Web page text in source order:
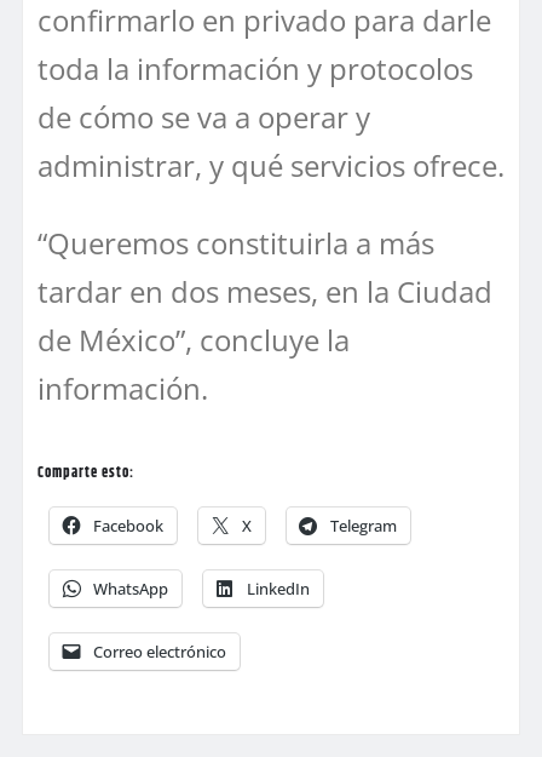
confirmarlo en privado para darle
toda la información y protocolos
de cómo se va a operar y
administrar, y qué servicios ofrece.
“Queremos constituirla a más
tardar en dos meses, en la Ciudad
de México”, concluye la
información.
Comparte esto:
Facebook X Telegram
WhatsApp LinkedIn
Correo electrónico